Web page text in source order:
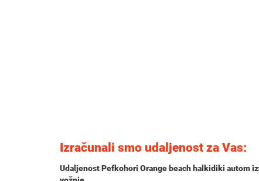
Izračunali smo udaljenost za Vas:
Udaljenost Pefkohori Orange beach halkidiki autom